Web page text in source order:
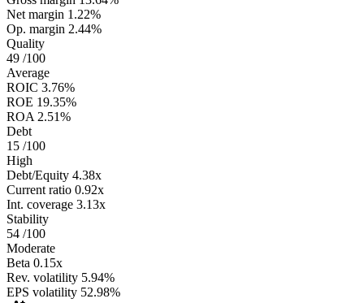
Net margin 1.22%
Op. margin 2.44%
Quality
49 /100
Average
ROIC 3.76%
ROE 19.35%
ROA 2.51%
Debt
15 /100
High
Debt/Equity 4.38x
Current ratio 0.92x
Int. coverage 3.13x
Stability
54 /100
Moderate
Beta 0.15x
Rev. volatility 5.94%
EPS volatility 52.98%